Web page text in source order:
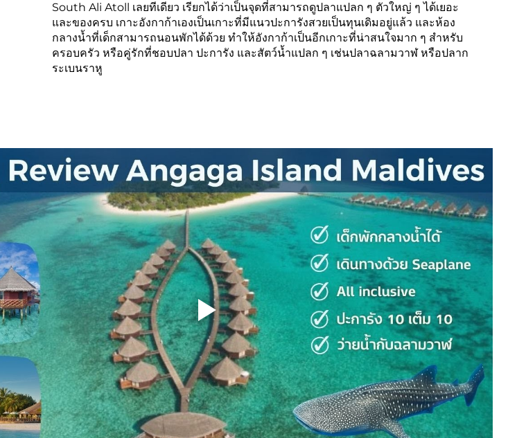
South Ali Atoll เลยทีเดียว เรียกได้ว่าเป็นจุดที่สามารถดูปลาแปลก ๆ ตัวใหญ่ ๆ ได้เยอะ
และของครบ เกาะอังกาก้าเองเป็นเกาะที่มีแนวปะการังสวยเป็นทุนเดิมอยู่แล้ว และห้อง
กลางน้ำที่เด็กสามารถนอนพักได้ด้วย ทำให้อังกาก้าเป็นอีกเกาะที่น่าสนใจมาก ๆ สำหรับ
ครอบครัว หรือคู่รักที่ชอบปลา ปะการัง และสัตว์น้ำแปลก ๆ เช่นปลาฉลามวาฬ หรือปลาก
ระเบนราหู